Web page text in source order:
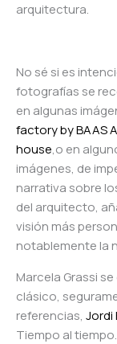
arquitectura.
No sé si es
fotografías se
en algunas
factory by BAAS
house,o en
imágenes, de
narrativa sobre
del arquitecto,
visión más
notablemente la
Marcela Grassi
clásico,
referencias, Jordi
Tiempo al tiempo.